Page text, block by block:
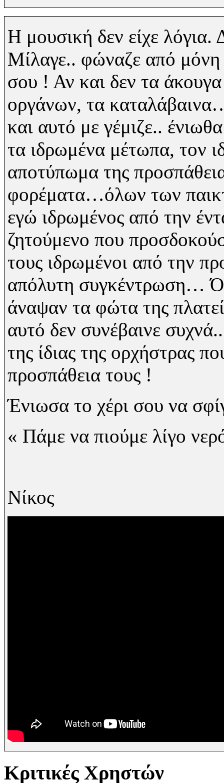
Η μουσική δεν είχε λόγια.
Μίλαγε.. φώναζε από μόνη
σου ! Αν και δεν τα
οργάνων, τα
και αυτό με γέμιζε..
τα ιδρωμένα μέτωπα, τον
αποτύπωμα της
φορέματα…όλων των
εγώ ιδρωμένος από την
ζητούμενο που
τους ιδρωμένοι από την
απόλυτη συγκέντρωση…
άναψαν τα φώτα της
αυτό δεν συνέβαινε
της ίδιας της ορχήστρας
προσπάθεια τους !
Ένιωσα το χέρι σου να
« Πάμε να πιούμε λίγο
Νίκος
Κριτικές Χρηστών